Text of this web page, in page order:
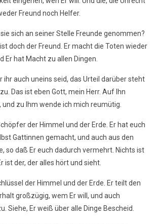
Freund noch Helfer.
sich an seiner Stelle Freunde genommen?
doch der Freund. Er macht die Toten wieder
Er hat Macht zu allen Dingen.
ihr auch uneins seid, das Urteil darüber steht
Das ist eben Gott, mein Herr. Auf Ihn
und zu Ihm wende ich mich reumütig.
der Himmel und der Erde. Er hat euch
Gattinnen gemacht, und auch aus den
so daß Er euch dadurch vermehrt. Nichts ist
ist der, der alles hört und sieht.
der Himmel und der Erde. Er teilt den
großzügig, wem Er will, und auch
Siehe, Er weiß über alle Dinge Bescheid.